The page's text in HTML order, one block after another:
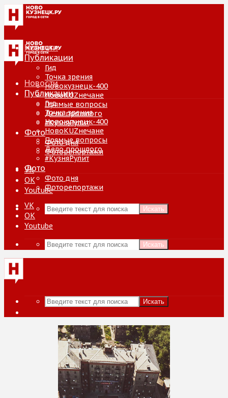
Новости
Публикации
Гид
Точка зрения
Новокузнецк-400
НовоKUZнечане
Прямые вопросы
Дело прошлого
#КузняРулит
Фото
Фото дня
Фоторепортажи
VK
ОК
Youtube
Искать
Новости
Публикации
Гид
Точка зрения
Новокузнецк-400
НовоKUZнечане
Прямые вопросы
Дело прошлого
#КузняРулит
Фото
Фото дня
Фоторепортажи
VK
ОК
Youtube
Искать
Искать